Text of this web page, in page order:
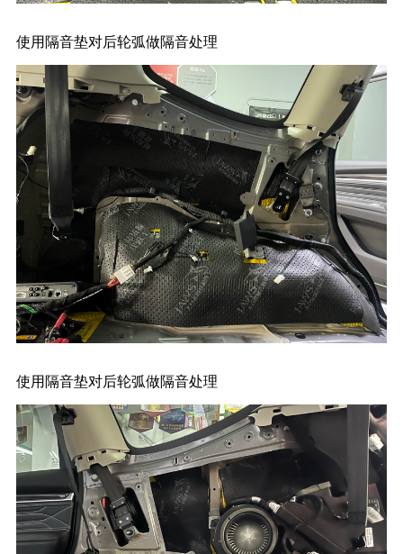
使用隔音垫对后轮弧做隔音处理
使用隔音垫对后轮弧做隔音处理